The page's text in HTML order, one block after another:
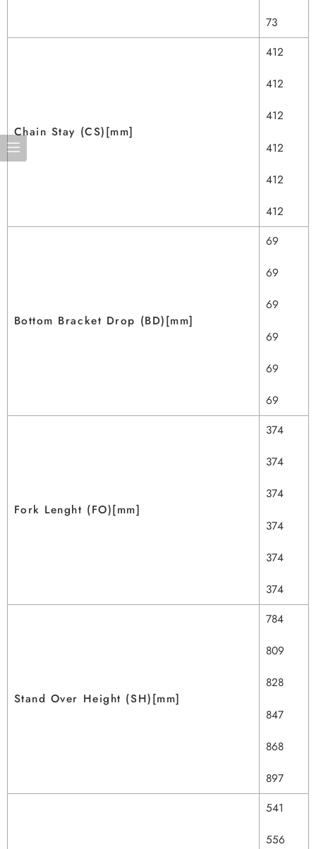
73
Chain Stay (CS)[mm]
412
412
412
412
412
412
Bottom Bracket Drop (BD)[mm]
69
69
69
69
69
69
Fork Lenght (FO)[mm]
374
374
374
374
374
374
Stand Over Height (SH)[mm]
784
809
828
847
868
897
541
556